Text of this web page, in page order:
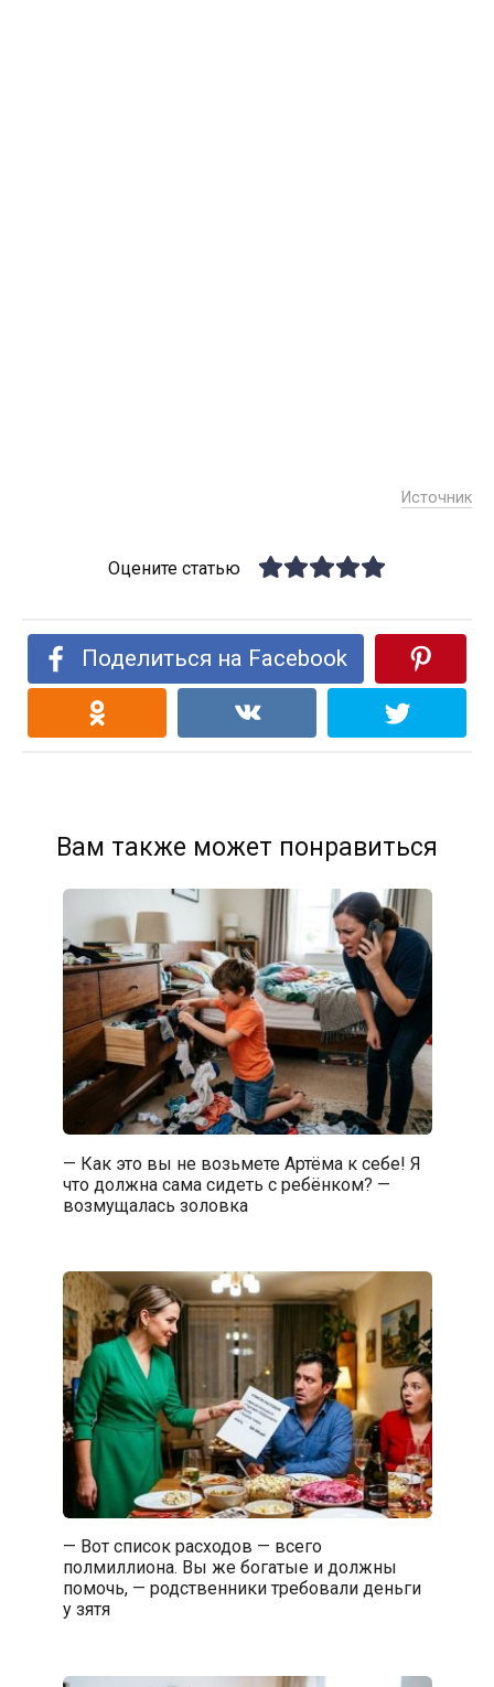
Источник
Оцените статью
Поделиться на Facebook
Вам также может понравиться
— Как это вы не возьмете Артёма к себе! Я
что должна сама сидеть с ребёнком? —
возмущалась золовка
— Вот список расходов — всего
полмиллиона. Вы же богатые и должны
помочь, — родственники требовали деньги
у зятя